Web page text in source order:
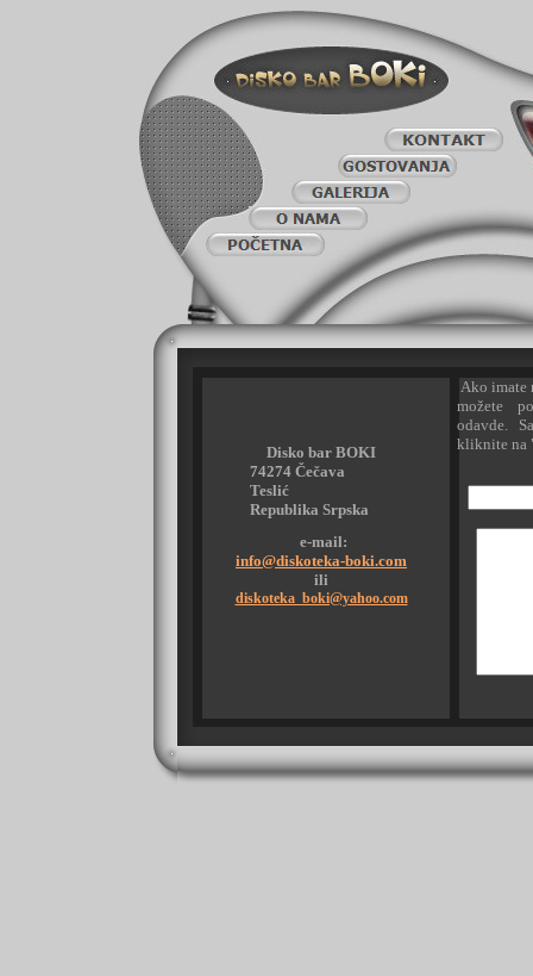
Disko bar BOKI
74274 Čečava
Teslić
Republika Srpska
e-mail:
info@diskoteka-boki.com
ili
diskoteka_boki@yahoo.com
Ako imate
možete
odavde.
kliknite na